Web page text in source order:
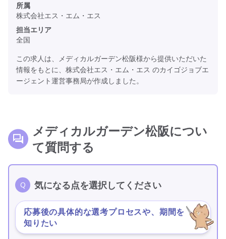
所属
株式会社エス・エム・エス
担当エリア
全国
この求人は、メディカルガーデン松阪様から提供いただいた
情報をもとに、株式会社エス・エム・エス のカイゴジョブエ
ージェント運営事務局が作成しました。
メディカルガーデン松阪につい
て質問する
気になる点を選択してください
応募後の具体的な選考プロセスや、期間を
知りたい
＞